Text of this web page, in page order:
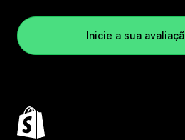
Inicie a sua